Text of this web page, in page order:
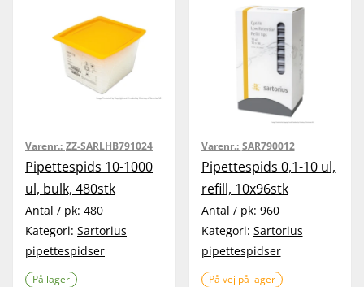
Varenr.: ZZ-SARLHB791024
Pipettespids 10-1000
ul, bulk, 480stk
Antal / pk: 480
Kategori: Sartorius
pipettespidser
På lager
Varenr.: SAR790012
Pipettespids 0,1-10 ul,
refill, 10x96stk
Antal / pk: 960
Kategori: Sartorius
pipettespidser
På vej på lager